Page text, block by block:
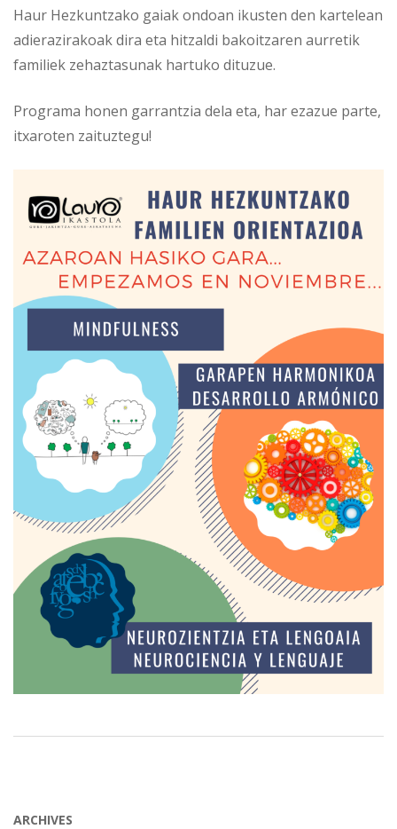
Haur Hezkuntzako gaiak ondoan ikusten den kartelean
adierazirakoak dira eta hitzaldi bakoitzaren aurretik
familiek zehaztasunak hartuko dituzue.
Programa honen garrantzia dela eta, har ezazue parte,
itxaroten zaituztegu!
ARCHIVES